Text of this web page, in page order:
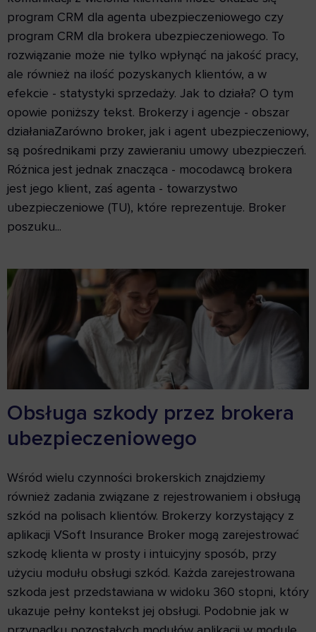
program CRM dla agenta ubezpieczeniowego czy
program CRM dla brokera ubezpieczeniowego. To
rozwiązanie może nie tylko wpłynąć na jakość pracy,
ale również na ilość pozyskanych klientów, a w
efekcie - statystyki sprzedaży. Jak to działa? O tym
opowie poniższy tekst. Brokerzy i agencje - obszar
działaniaZarówno broker, jak i agent ubezpieczeniowy,
są pośrednikami przy zawieraniu umowy ubezpieczeń.
Różnica jest jednak znacząca - mocodawcą brokera
jest jego klient, zaś agenta - towarzystwo
ubezpieczeniowe (TU), które reprezentuje. Broker
poszuku...
Obsługa szkody przez brokera
ubezpieczeniowego
Wśród wielu czynności brokerskich znajdziemy
również zadania związane z rejestrowaniem i obsługą
szkód na polisach klientów. Brokerzy korzystający z
aplikacji VSoft Insurance Broker mogą zarejestrować
szkodę klienta w prosty i intuicyjny sposób, przy
użyciu modułu obsługi szkód. Każda zarejestrowana
szkoda jest przedstawiana w widoku 360 stopni, który
ukazuje pełny kontekst jej obsługi. Podobnie jak w